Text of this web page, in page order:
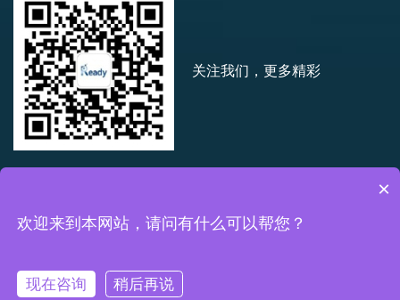
关注我们，更多精彩
19016430号
| 网站技术支持:
×
欢迎来到本网站，请问有什么可以帮您？
现在咨询 稍后再说